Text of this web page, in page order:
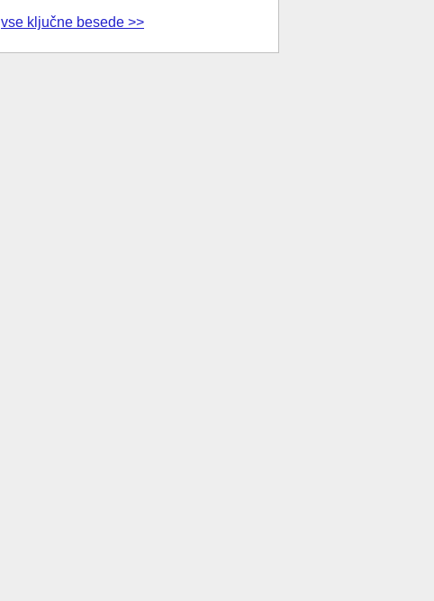
vse ključne besede >>